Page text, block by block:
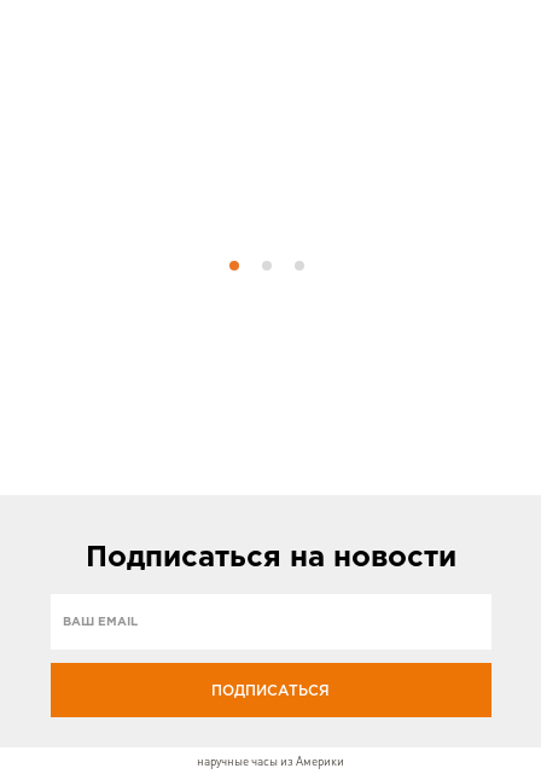
Подписаться на новости
ПОДПИСАТЬСЯ
наручные часы из Америки